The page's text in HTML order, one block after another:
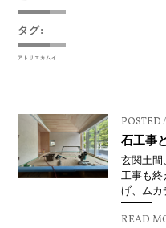
タグ:
アトリエカムイ
POSTED
石工事
玄関土間
工事も終
げ、ムカ
READ